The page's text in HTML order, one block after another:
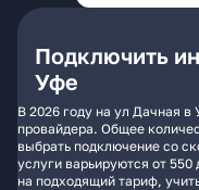
Подключить
Уфе
В 2026 году на ул Дачная
провайдера. Общее
выбрать подключение со
услуги варьируются от
на подходящий тариф,